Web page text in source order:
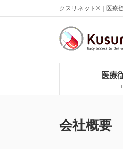
クスリネット®｜医療
医療
会社概要